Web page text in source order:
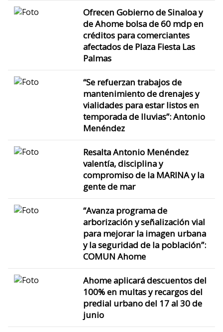
Ofrecen Gobierno de Sinaloa y
de Ahome bolsa de 60 mdp en
créditos para comerciantes
afectados de Plaza Fiesta Las
Palmas
“Se refuerzan trabajos de
mantenimiento de drenajes y
vialidades para estar listos en
temporada de lluvias”: Antonio
Menéndez
Resalta Antonio Menéndez
valentía, disciplina y
compromiso de la MARINA y la
gente de mar
“Avanza programa de
arborización y señalización vial
para mejorar la imagen urbana
y la seguridad de la población”:
COMUN Ahome
Ahome aplicará descuentos del
100% en multas y recargos del
predial urbano del 17 al 30 de
junio